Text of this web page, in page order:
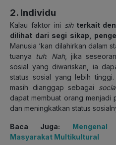
2. Individu
Kalau faktor ini sihterkait
dilihat dari segi sikap,
Manusia ‘kan dilahirkan dalam
tuanya tuh. Nah, jika
sosial yang diwariskan, ia
status sosial yang lebih
masih dianggap sebagai
dapat membuat orang menjadi
dan meningkatkan status
Baca Juga: Mengenal
Masyarakat Multikultural